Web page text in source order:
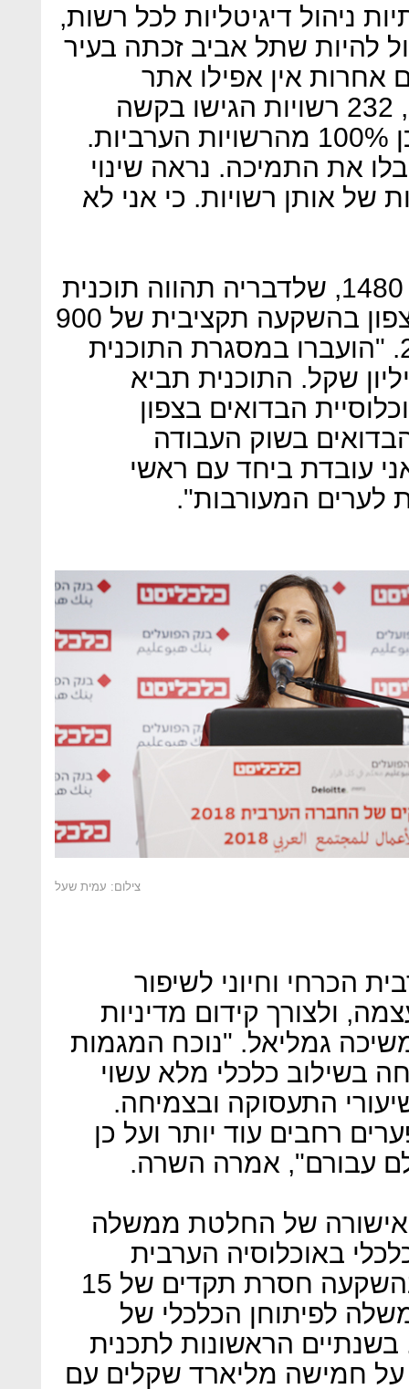
ניהול דיגיטליות לכל רשות,
להיות שתל אביב זכתה בעיר
אין אפילו אתר
אינטרנט. בקול קורא שהוצאנו, 232 רשויות הגישו בקשה
לפלטפורמות דיגיטליות, מתוכן 100% מהרשויות הערביות.
את התמיכה. נראה שינוי
של אותן רשויות. כי אני לא
גמליאל דיברה גם על החלטה 1480, שלדבריה תהווה תוכנית
חומש לאוכלוסייה הבדואית בצפון בהשקעה תקציבית של 900
מיליון שקל לשנים 2016-2020. "הועברו במסגרת התוכנית
למעלה מ-450 מיליון שקל. התוכנית תביא
הבדואים בצפון
בשוק העבודה
עובדת ביחד עם ראשי
לערים המעורבות".
צילום: עמית שעל
הכרחי וחיוני לשיפור
ולצורך קידום מדיניות
גמליאל. "נוכח המגמות
בשילוב כלכלי מלא עשוי
התעסוקה ובצמיחה.
רחבים עוד יותר ועל כן
עבורם", אמרה השרה.
אישורה של החלטת ממשלה
באוכלוסיה הערבית
לשנים 2016-2020: "מדובר בהשקעה חסרת תקדים של 15
לפיתוחן הכלכלי של
בשנתיים הראשונות לתכנית
על חמישה מליארד שקלים עם